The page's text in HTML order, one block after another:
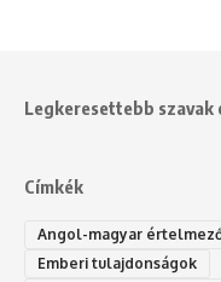
Legkeresettebb szavak
Címkék
Angol-magyar
Emberi tulajdonságok